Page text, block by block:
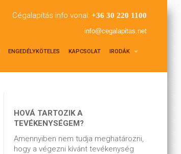
Cégalapítás info vonal: +36 30 220 1100
info@cegalapitas.net
ENGEDÉLYKÖTELES KAPCSOLAT IRODÁK
HOVÁ TARTOZIK A
TEVÉKENYSÉGEM?
Amennyiben nem tudja meghatározni,
hogy a végezni kívánt tevékenység